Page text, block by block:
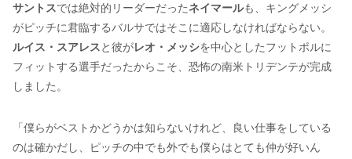
サントスでは絶対的リーダーだったネイマールも、キングメッシ
がピッチに君臨するバルサではそこに適応しなければならない。
ルイス・スアレスと彼がレオ・メッシを中心としたフットボルに
フィットする選手だったからこそ、恐怖の南米トリデンテが完成
しました。
「僕らがベストかどうかは知らないけれど、良い仕事をしている
のは確かだし、ピッチの中でも外でも僕らはとても仲が好いん